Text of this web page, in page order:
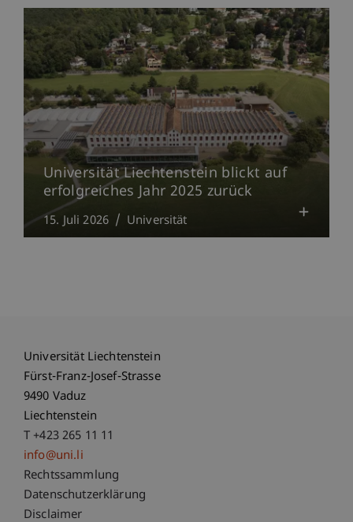
Universität Liechtenstein blickt auf
erfolgreiches Jahr 2025 zurück
15. Juli 2026 Universität
Universität Liechtenstein
Fürst-Franz-Josef-Strasse
9490 Vaduz
Liechtenstein
T +423 265 11 11
info@uni.li
Fußzeile Rechtliche Hinweise
Rechtssammlung
Datenschutzerklärung
Disclaimer